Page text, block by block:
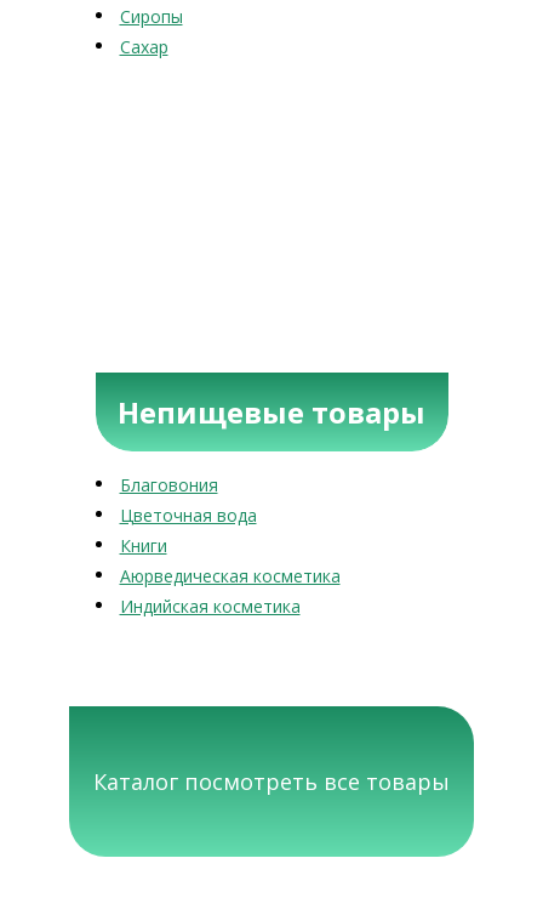
Сиропы
Сахар
Непищевые товары
Благовония
Цветочная вода
Книги
Аюрведическая косметика
Индийская косметика
Каталог посмотреть все товары